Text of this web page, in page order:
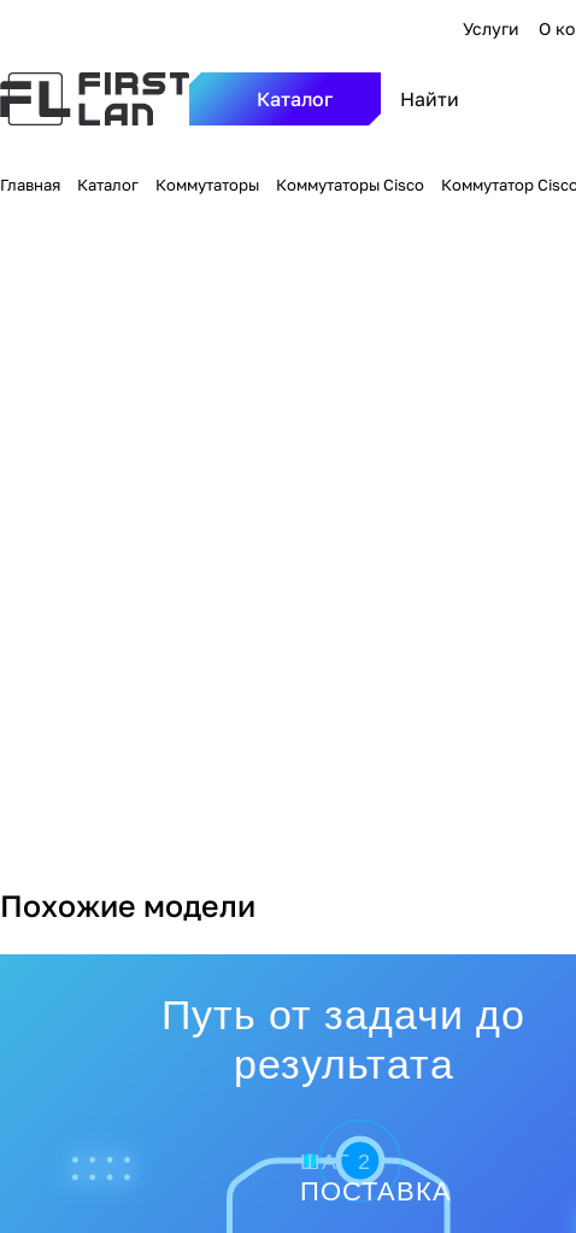
Услуги О
Каталог
Главная Каталог Коммутаторы Коммутаторы Cisco Коммутатор
Похожие модели
Путь от задачи до
результата
ШАГ 2
ПОСТАВКА